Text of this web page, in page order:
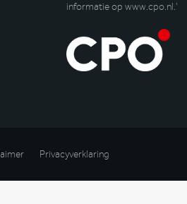
informatie op www.cpo.nl.’
Privacyverklaring